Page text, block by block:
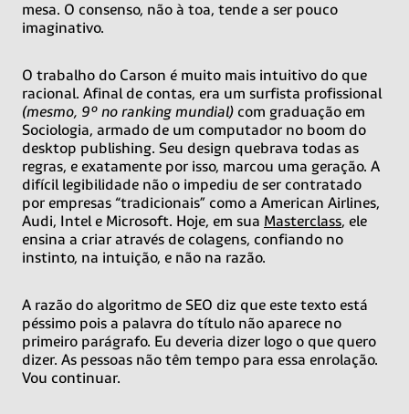
mesa. O consenso, não à toa, tende a ser pouco
imaginativo.
O trabalho do Carson é muito mais intuitivo do que
racional. Afinal de contas, era um surfista profissional
(mesmo, 9º no ranking mundial) com graduação em
Sociologia, armado de um computador no boom do
desktop publishing. Seu design quebrava todas as
regras, e exatamente por isso, marcou uma geração. A
difícil legibilidade não o impediu de ser contratado
por empresas “tradicionais” como a American Airlines,
Audi, Intel e Microsoft. Hoje, em sua Masterclass, ele
ensina a criar através de colagens, confiando no
instinto, na intuição, e não na razão.
A razão do algoritmo de SEO diz que este texto está
péssimo pois a palavra do título não aparece no
primeiro parágrafo. Eu deveria dizer logo o que quero
dizer. As pessoas não têm tempo para essa enrolação.
Vou continuar.